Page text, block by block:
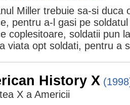
Miller trebuie sa-si duca
pentru a-l gasi pe
coplesitoare, soldatii pun
viata opt soldati, pentru a
History X
X a Americii